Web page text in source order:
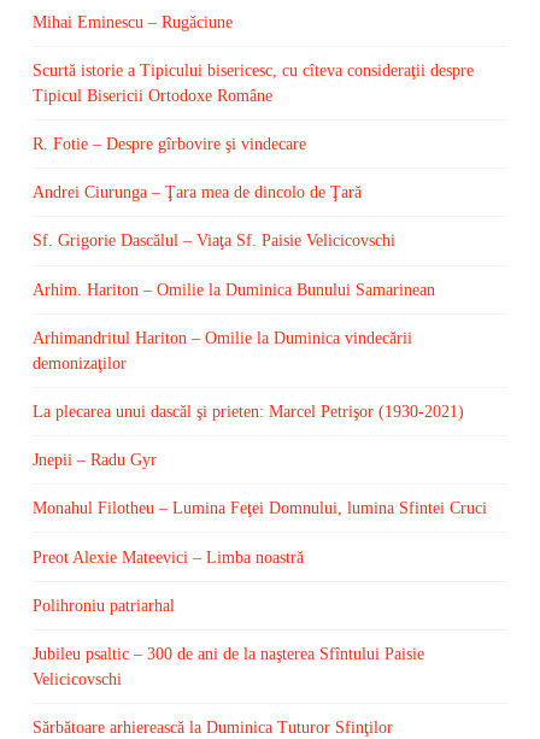
Mihai Eminescu – Rugăciune
Scurtă istorie a Tipicului bisericesc, cu cîteva consideraţii despre
Tipicul Bisericii Ortodoxe Române
R. Fotie – Despre gîrbovire şi vindecare
Andrei Ciurunga – Ţara mea de dincolo de Ţară
Sf. Grigorie Dascălul – Viaţa Sf. Paisie Velicicovschi
Arhim. Hariton – Omilie la Duminica Bunului Samarinean
Arhimandritul Hariton – Omilie la Duminica vindecării
demonizaţilor
La plecarea unui dascăl şi prieten: Marcel Petrişor (1930-2021)
Jnepii – Radu Gyr
Monahul Filotheu – Lumina Feţei Domnului, lumina Sfintei Cruci
Preot Alexie Mateevici – Limba noastră
Polihroniu patriarhal
Jubileu psaltic – 300 de ani de la naşterea Sfîntului Paisie
Velicicovschi
Sărbătoare arhierească la Duminica Tuturor Sfinţilor